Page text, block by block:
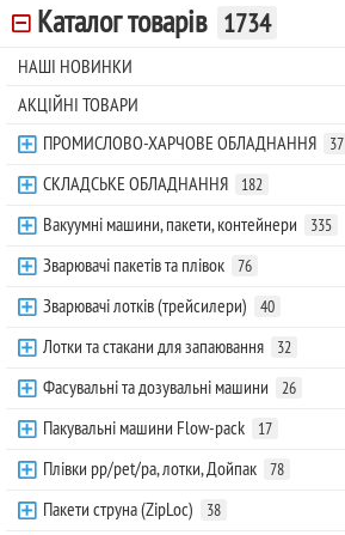
Каталог товарів 1734
НАШІ НОВИНКИ
АКЦІЙНІ ТОВАРИ
ПРОМИСЛОВО-ХАРЧОВЕ ОБЛАДНАННЯ
37
СКЛАДСЬКЕ ОБЛАДНАННЯ 182
Вакуумні машини, пакети, контейнери 335
Зварювачі пакетів та плівок 76
Зварювачі лотків (трейсилери) 40
Лотки та стакани для запаювання 32
Фасувальні та дозувальні машини 26
Пакувальні машини Flow-pack 17
Плівки pp/pet/pa, лотки, Дойпак 78
Пакети струна (ZipLoc) 38